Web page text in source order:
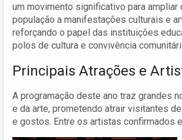
um movimento significativo para ampliar
população a manifestações culturais e
reforçando o papel das instituições
polos de cultura e convivência
Principais Atrações e
A programação deste ano traz grandes
e da arte, prometendo atrair visitantes
e gostos. Entre os artistas confirmados